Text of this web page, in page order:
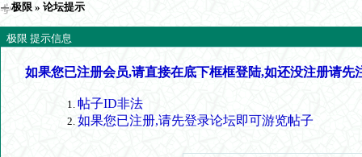
极限 » 论坛提示
极限 提示信息
如果您已注册会员,请直接在底下框框登陆,如还没注册请先
帖子ID非法
如果您已注册,请先登录论坛即可游览帖子